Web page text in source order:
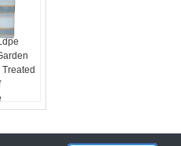
Treated